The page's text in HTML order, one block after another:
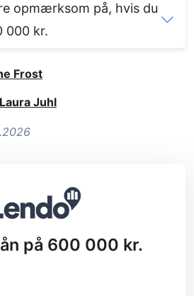
opmærksom på, hvis du
000 kr.
Frost
Laura Juhl
på 600 000 kr.